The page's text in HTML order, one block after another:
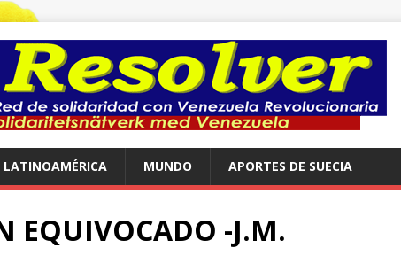
LATINOAMÉRICA MUNDO APORTES DE SUECIA
EQUIVOCADO -J.M.